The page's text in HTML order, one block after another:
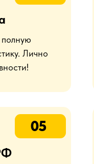
Лично
05